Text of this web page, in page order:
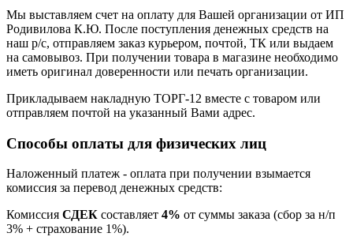
Мы выставляем счет на оплату для Вашей организации от ИП
Родивилова К.Ю. После поступления денежных средств на
наш р/с, отправляем заказ курьером, почтой, ТК или выдаем
на самовывоз. При получении товара в магазине необходимо
иметь оригинал доверенности или печать организации.
Прикладываем накладную ТОРГ-12 вместе с товаром или
отправляем почтой на указанный Вами адрес.
Способы оплаты для физических лиц
Наложенный платеж - оплата при получении взымается
комиссия за перевод денежных средств:
Комиссия СДЕК составляет 4% от суммы заказа (сбор за н/п
3% + страхование 1%).